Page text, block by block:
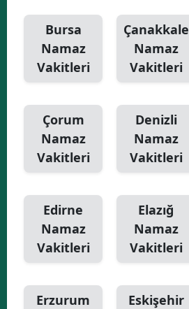
Bursa
Namaz
Vakitleri
Çanakkale
Namaz
Vakitleri
Çorum
Namaz
Vakitleri
Denizli
Namaz
Vakitleri
Edirne
Namaz
Vakitleri
Elazığ
Namaz
Vakitleri
Erzurum
Eskişehir